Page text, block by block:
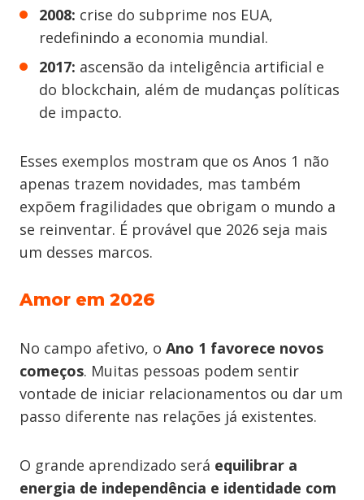
2008: crise do subprime nos EUA,
redefinindo a economia mundial.
2017: ascensão da inteligência artificial e
do blockchain, além de mudanças políticas
de impacto.
Esses exemplos mostram que os Anos 1 não
apenas trazem novidades, mas também
expõem fragilidades que obrigam o mundo a
se reinventar. É provável que 2026 seja mais
um desses marcos.
Amor em 2026
No campo afetivo, o Ano 1 favorece novos
começos. Muitas pessoas podem sentir
vontade de iniciar relacionamentos ou dar um
passo diferente nas relações já existentes.
O grande aprendizado será equilibrar a
energia de independência e identidade com